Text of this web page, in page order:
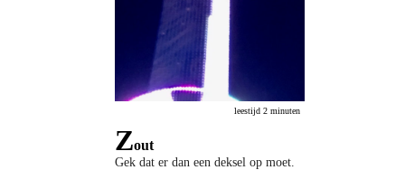
leestijd 2 minuten
Zout
Gek dat er dan een deksel op moet.